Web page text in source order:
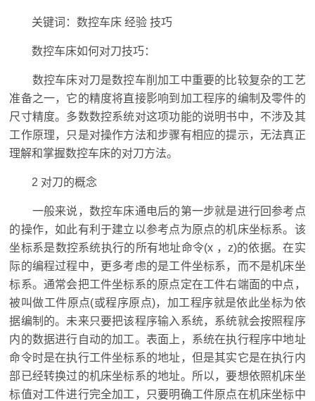
关键词：数控车床 经验 技巧
数控车床如何对刀技巧：
数控车床对刀是数控车削加工中重要的比较复杂的工艺
准备之一，它的精度将直接影响到加工程序的编制及零件的
尺寸精度。多数数控系统对这项功能的说明书中，不涉及其
工作原理，只是对操作方法和步骤有相应的提示，无法真正
理解和掌握数控车床的对刀方法。
2 对刀的概念
一般来说，数控车床通电后的第一步就是进行回参考点
的操作，如此有利于建立以参考点为原点的机床坐标系。该
坐标系是数控系统执行的所有地址命令(x ，z)的依据。在实
际的编程过程中，更多考虑的是工件坐标系，而不是机床坐
标系。通常会把工件坐标系的原点定在工件右端面的中点，
被叫做工件原点(或程序原点)，加工程序就是依此坐标为依
据编制的。未来只要把该程序输入系统，系统就会按照程序
内的数据进行自动的加工。表面上，系统在执行程序中地址
命令时是在执行工件坐标系的地址，但是其实它是在执行内
部已经转换过的机床坐标系的地址。所以，要想依照机床坐
标值对工件进行完全加工，只要明确工件原点在机床坐标中